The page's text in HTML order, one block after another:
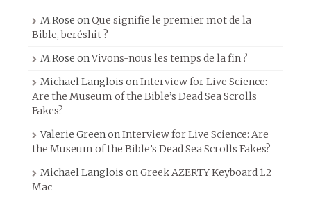
M.Rose onQue signifie le premier mot de la
Bible, beréshit ?
M.Rose onVivons-nous les temps de la fin ?
Michael Langlois onInterview for Live Science:
Are the Museum of the Bible’s Dead Sea Scrolls
Fakes?
Valerie GreenonInterview for Live Science: Are
the Museum of the Bible’s Dead Sea Scrolls Fakes?
Michael Langlois onGreek AZERTY Keyboard 1.2
Mac